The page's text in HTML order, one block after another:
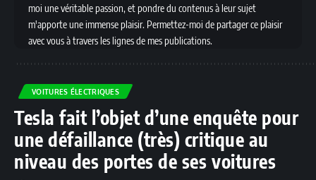
moi une véritable passion, et pondre du contenus à leur sujet
m'apporte une immense plaisir. Permettez-moi de partager ce plaisir
avec vous à travers les lignes de mes publications.
VOITURES ÉLECTRIQUES
Tesla fait l’objet d’une enquête pour
une défaillance (très) critique au
niveau des portes de ses voitures